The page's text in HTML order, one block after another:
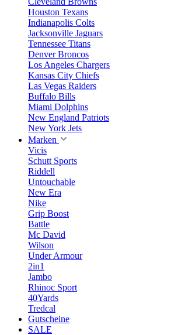
Houston Texans
Indianapolis Colts
Jacksonville Jaguars
Tennessee Titans
Denver Broncos
Los Angeles Chargers
Kansas City Chiefs
Las Vegas Raiders
Buffalo Bills
Miami Dolphins
New England Patriots
New York Jets
Marken
Vicis
Schutt Sports
Riddell
Untouchable
New Era
Nike
Grip Boost
Battle
Mc David
Wilson
Under Armour
2in1
Jambo
Rhinoc Sport
40Yards
Tredcal
Gutscheine
SALE